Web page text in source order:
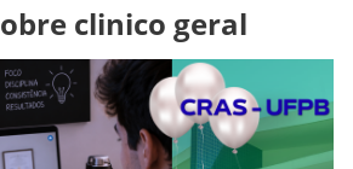
clinico geral